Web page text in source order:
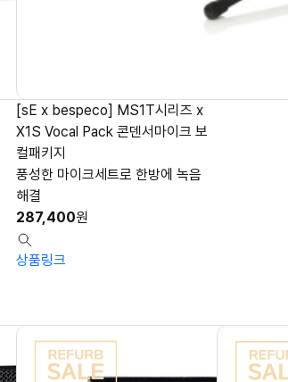
[sE x bespeco] MS1T시리즈 x
X1S Vocal Pack 콘덴서마이크 보
컬패키지
풍성한 마이크세트로 한방에 녹음
해결
287,400원
상품링크